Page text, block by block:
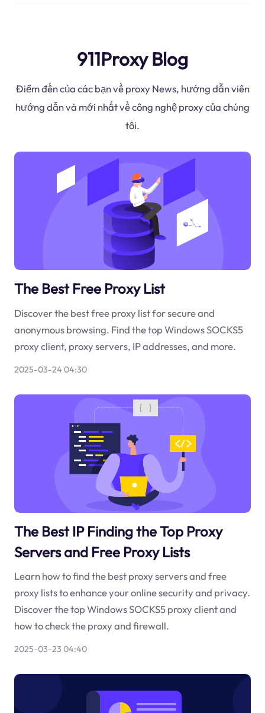
911Proxy Blog
Điểm đến của các bạn về proxy News, hướng dẫn viên
hướng dẫn và mới nhất về công nghệ proxy của chúng
tôi.
The Best Free Proxy List
Discover the best free proxy list for secure and
anonymous browsing. Find the top Windows SOCKS5
proxy client, proxy servers, IP addresses, and more.
2025-03-24 04:30
The Best IP Finding the Top Proxy
Servers and Free Proxy Lists
Learn how to find the best proxy servers and free
proxy lists to enhance your online security and privacy.
Discover the top Windows SOCKS5 proxy client and
how to check the proxy and firewall.
2025-03-23 04:40